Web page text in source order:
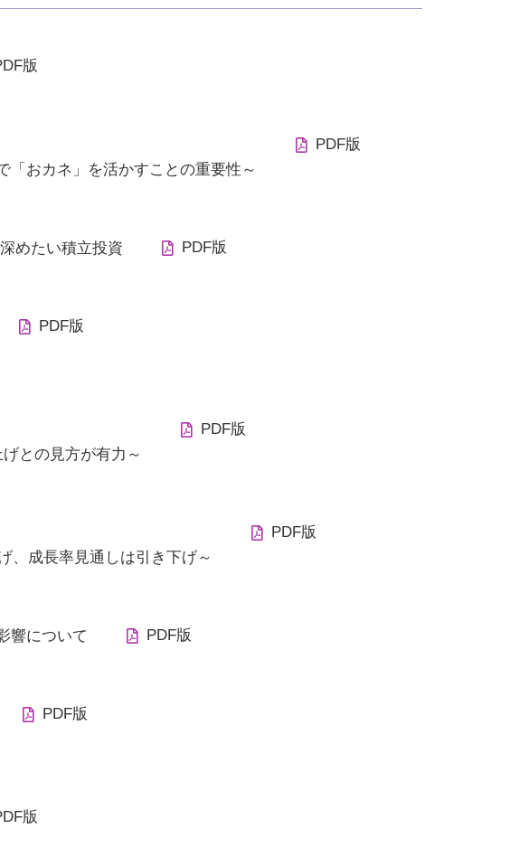
版
「おカネ」を活かすことの重要性～
PDF版
めたい積立投資 PDF版
PDF版
との見方が有力～
PDF版
、成長率見通しは引き下げ～
PDF版
響について PDF版
PDF版
版